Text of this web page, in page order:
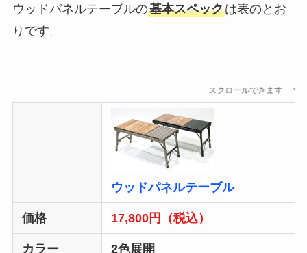
ウッドパネルテーブルの基本スペックは表のとお
りです。
スクロールできます
ウッドパネルテーブル
価格 17,800円（税込）
カラー
2色展開